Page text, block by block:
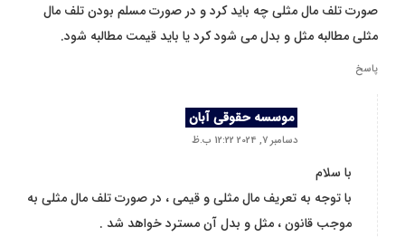
صورت تلف مال مثلی چه باید کرد و در صورت مسلم بودن تلف مال
مثلی مطالبه مثل و بدل می شود کرد یا باید قیمت مطالبه شود.
پاسخ
موسسه حقوقی آبان
دسامبر 7, 2024 12:22 ب.ظ
با سلام
با توجه به تعریف مال مثلی و قیمی ، در صورت تلف مال مثلی به
موجب قانون ، مثل و بدل آن مسترد خواهد شد .